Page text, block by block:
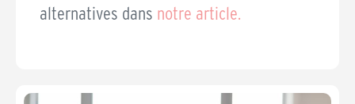
alternatives dans notre article.